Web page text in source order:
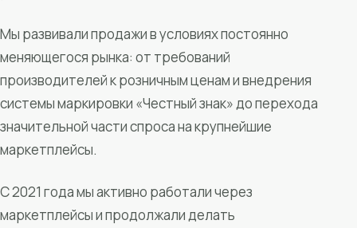
Мы развивали продажи в условиях постоянно
меняющегося рынка: от требований
производителей к розничным ценам и внедрения
системы маркировки «Честный знак» до перехода
значительной части спроса на крупнейшие
маркетплейсы.
С 2021 года мы активно работали через
маркетплейсы и продолжали делать